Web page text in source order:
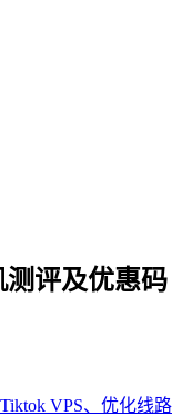
测评及优惠码
VPS、优化线路